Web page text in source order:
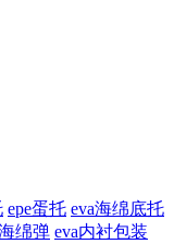
epe蛋托 eva海绵底托
绵弹 eva内衬包装